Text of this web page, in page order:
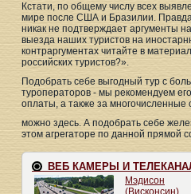
Кстати, по общему числу всех
мире после США и Бразилии. Правда
никак не подтверждает аргументы
выезда наших туристов на
контраргументах читайте в
российских туристов?».
Подобрать себе выгодный тур с
туроператоров - мы рекомендуем
оплаты, а также за многочисленные
можно здесь. А подобрать себе
этом агрегаторе по данной прямой